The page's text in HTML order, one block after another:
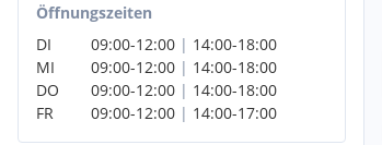
Öffnungszeiten
DI
09:00-12:00 | 14:00-18:00
MI
09:00-12:00 | 14:00-18:00
DO
09:00-12:00 | 14:00-18:00
FR
09:00-12:00 | 14:00-17:00